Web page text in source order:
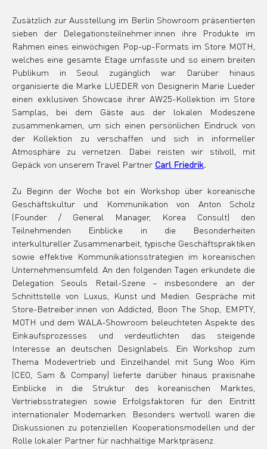
Zusätzlich zur Ausstellung im Berlin Showroom präsentierten
sieben der Delegationsteilnehmer:innen ihre Produkte im
Rahmen eines einwöchigen Pop-up-Formats im Store MOTH,
welches eine gesamte Etage umfasste und so einem breiten
Publikum in Seoul zugänglich war. Darüber hinaus
organisierte die Marke LUEDER von Designerin Marie Lueder
einen exklusiven Showcase ihrer AW25-Kollektion im Store
Samplas, bei dem Gäste aus der lokalen Modeszene
zusammenkamen, um sich einen persönlichen Eindruck von
der Kollektion zu verschaffen und sich in informeller
Atmosphäre zu vernetzen. Dabei reisten wir stilvoll, mit
Gepäck von unserem Travel Partner Carl Friedrik.
Zu Beginn der Woche bot ein Workshop über koreanische
Geschäftskultur und Kommunikation von Anton Scholz
(Founder / General Manager, Korea Consult) den
Teilnehmenden Einblicke in die Besonderheiten
interkultureller Zusammenarbeit, typische Geschäftspraktiken
sowie effektive Kommunikationsstrategien im koreanischen
Unternehmensumfeld. An den folgenden Tagen erkundete die
Delegation Seouls Retail-Szene – insbesondere an der
Schnittstelle von Luxus, Kunst und Medien. Gespräche mit
Store-Betreiber:innen von Addicted, Boon The Shop, EMPTY,
MOTH und dem WALA-Showroom beleuchteten Aspekte des
Einkaufsprozesses und verdeutlichten das steigende
Interesse an deutschen Designlabels. Ein Workshop zum
Thema Modevertrieb und Einzelhandel mit Sung Woo Kim
(CEO, Sam & Company) lieferte darüber hinaus praxisnahe
Einblicke in die Struktur des koreanischen Marktes,
Vertriebsstrategien sowie Erfolgsfaktoren für den Eintritt
internationaler Modemarken. Besonders wertvoll waren die
Diskussionen zu potenziellen Kooperationsmodellen und der
Rolle lokaler Partner für nachhaltige Marktpräsenz.